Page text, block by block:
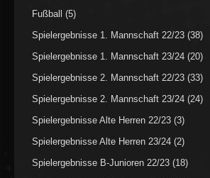
Fußball (5)
Spielergebnisse 1. Mannschaft 22/23 (38)
Spielergebnisse 1. Mannschaft 23/24 (20)
Spielergebnisse 2. Mannschaft 22/23 (33)
Spielergebnisse 2. Mannschaft 23/24 (24)
Spielergebnisse Alte Herren 22/23 (3)
Spielergebnisse Alte Herren 23/24 (2)
Spielergebnisse B-Junioren 22/23 (18)